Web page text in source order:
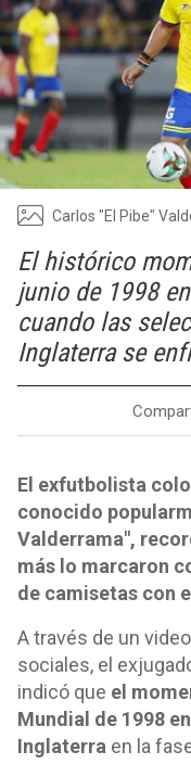
Carlos "El Pibe"
El histórico
junio de 1998
cuando las
Inglaterra se
El exfutbolista
conocido
Valderrama",
más lo marcaron
de camisetas con
A través de un
sociales, el
indicó que el
Mundial de 1998
Inglaterra en la